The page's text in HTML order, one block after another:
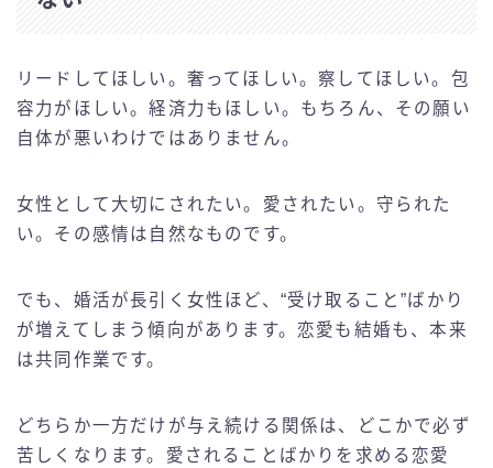
リードしてほしい。奢ってほしい。察してほしい。包
容力がほしい。経済力もほしい。もちろん、その願い
自体が悪いわけではありません。
女性として大切にされたい。愛されたい。守られた
い。その感情は自然なものです。
でも、婚活が長引く女性ほど、“受け取ること”ばかり
が増えてしまう傾向があります。恋愛も結婚も、本来
は共同作業です。
どちらか一方だけが与え続ける関係は、どこかで必ず
苦しくなります。愛されることばかりを求める恋愛